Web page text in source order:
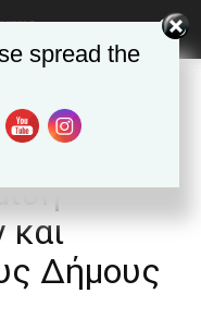
Ελλαδα
Δήμους
spread the